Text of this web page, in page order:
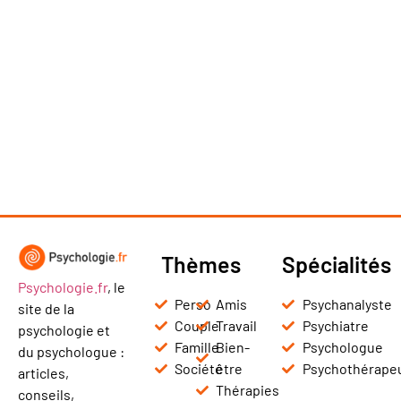
Psychologie.fr, le
site de la
psychologie et
du psychologue :
articles,
conseils,
Thèmes
Perso
Couple
Famille
Société
Amis
Travail
Bien-
être
Thérapies
Spécialités
Psychanalyste
Psychiatre
Psychologue